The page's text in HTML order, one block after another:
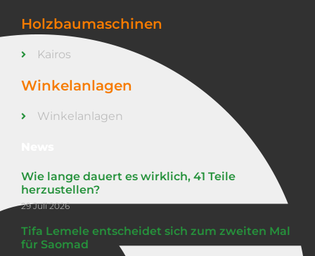
Holzbaumaschinen
Kairos
Winkelanlagen
Winkelanlagen
Wie lange dauert es wirklich, 41 Teile
herzustellen?
29 Juli 2026
Tifa Lemele entscheidet sich zum zweiten Mal
für Saomad